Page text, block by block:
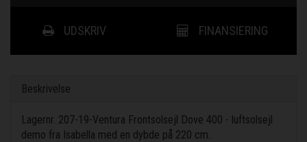
UDSKRIV FINANSIERING
Beskrivelse
Lagernr. 207-19-Ventura Frontsolsejl Dove 400 - luftsolsejl
demo fra Isabella med en dybde på 220 cm.